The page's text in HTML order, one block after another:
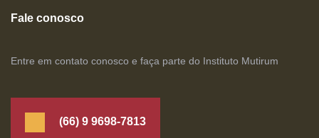
Fale conosco
Entre em contato conosco e faça parte do Instituto Mutirum
(66) 9 9698-7813